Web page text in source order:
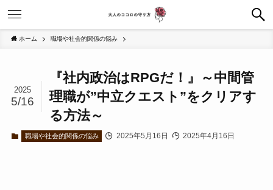
ホーム 職場や社会的関係の悩み
『社内政治はRPGだ！』～中間管
理職が”中立クエスト”をクリアす
る方法～
2025
5/16
職場や社会的関係の悩み 2025年5月16日 2025年4月16日